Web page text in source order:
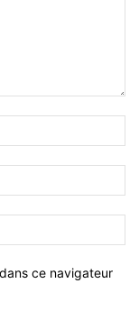
ce navigateur